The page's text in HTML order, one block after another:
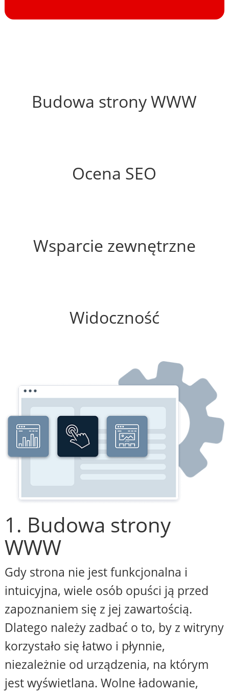
Budowa strony WWW
Ocena SEO
Wsparcie zewnętrzne
Widoczność
1. Budowa strony
WWW
Gdy strona nie jest funkcjonalna i
intuicyjna, wiele osób opuści ją przed
zapoznaniem się z jej zawartością.
Dlatego należy zadbać o to, by z witryny
korzystało się łatwo i płynnie,
niezależnie od urządzenia, na którym
jest wyświetlana. Wolne ładowanie,